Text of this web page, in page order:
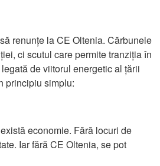
renunțe la CE Oltenia. Cărbunele
ci scutul care permite tranziția în
de viitorul energetic al țării
principiu simplu:
economie. Fără locuri de
Iar fără CE Oltenia, se pot